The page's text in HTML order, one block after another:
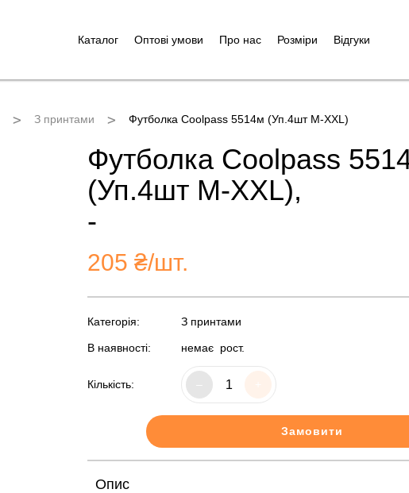
Каталог Оптові умови Про нас Розміри Відгуки
З принтами Футболка Coolpass 5514м (Уп.4шт M-XXL)
Футболка Coolpass
(Уп.4шт M-XXL),
-
205 ₴/шт.
Категорія: З принтами
В наявності: немає рост.
Кількість:
Замовити
Опис